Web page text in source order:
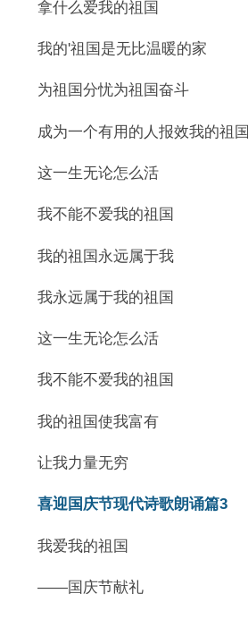
拿什么爱我的祖国
我的'祖国是无比温暖的家
为祖国分忧为祖国奋斗
成为一个有用的人报效我的祖国
这一生无论怎么活
我不能不爱我的祖国
我的祖国永远属于我
我永远属于我的祖国
这一生无论怎么活
我不能不爱我的祖国
我的祖国使我富有
让我力量无穷
喜迎国庆节现代诗歌朗诵篇3
我爱我的祖国
――国庆节献礼